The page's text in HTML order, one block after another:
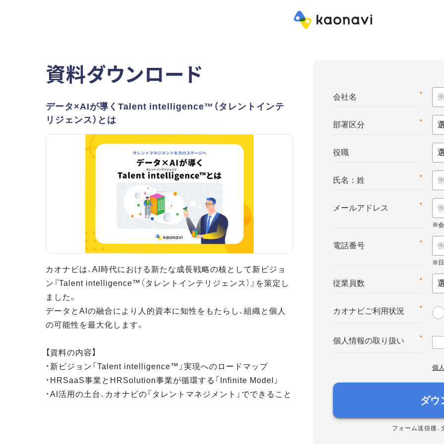
資料ダウンロード
データ×AIが導くTalent intelligence™（タレントインテ
リジェンス）とは
カオナビは、AI時代における新たな成長戦略の核として新ビジョ
ン『Talent intelligence™（タレントインテリジェンス）』を策定し
ました。
データとAIの融合により人的資本に知性をもたらし、組織と個人
の可能性を最大化します。
【資料の内容】
・新ビジョン「Talent intelligence™」実現へのロードマップ
・HRSaaS事業とHRSolution事業が循環する「Infinite Model」
・AI活用の土台、カオナビの「タレントマネジメント」でできること
*
会社名
*
部署区分
役職
*
氏名：姓
*
メールアドレス
*
電話番号
*
従業員数
*
カオナビご利用状況
*
個人情報の取り扱い
個
ダウ
フォーム送信後